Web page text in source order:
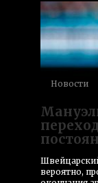
Новости
вероятно,